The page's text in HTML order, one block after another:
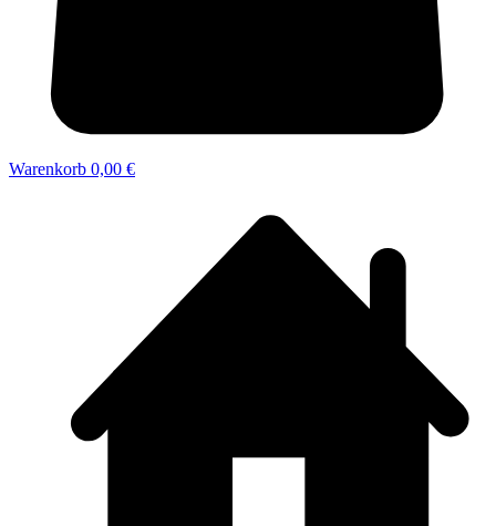
Warenkorb 0,00 €